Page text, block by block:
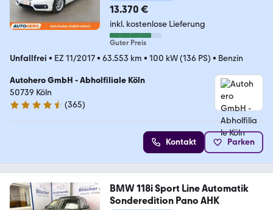
13.370 €
inkl. kostenlose Lieferung
Guter Preis
Unfallfrei • EZ 11/2017• 63.553 km • 100 kW (136 PS) • Benzin
Autohero GmbH - Abholfiliale Köln
50739 Köln
4.6 Sterne
(365)
Kontakt Parken
BMW 118i Sport Line Automatik
Sonderedition Pano AHK